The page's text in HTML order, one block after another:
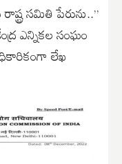
సమితి పేరును..”
ఎన్నికల సంఘం
లేఖ